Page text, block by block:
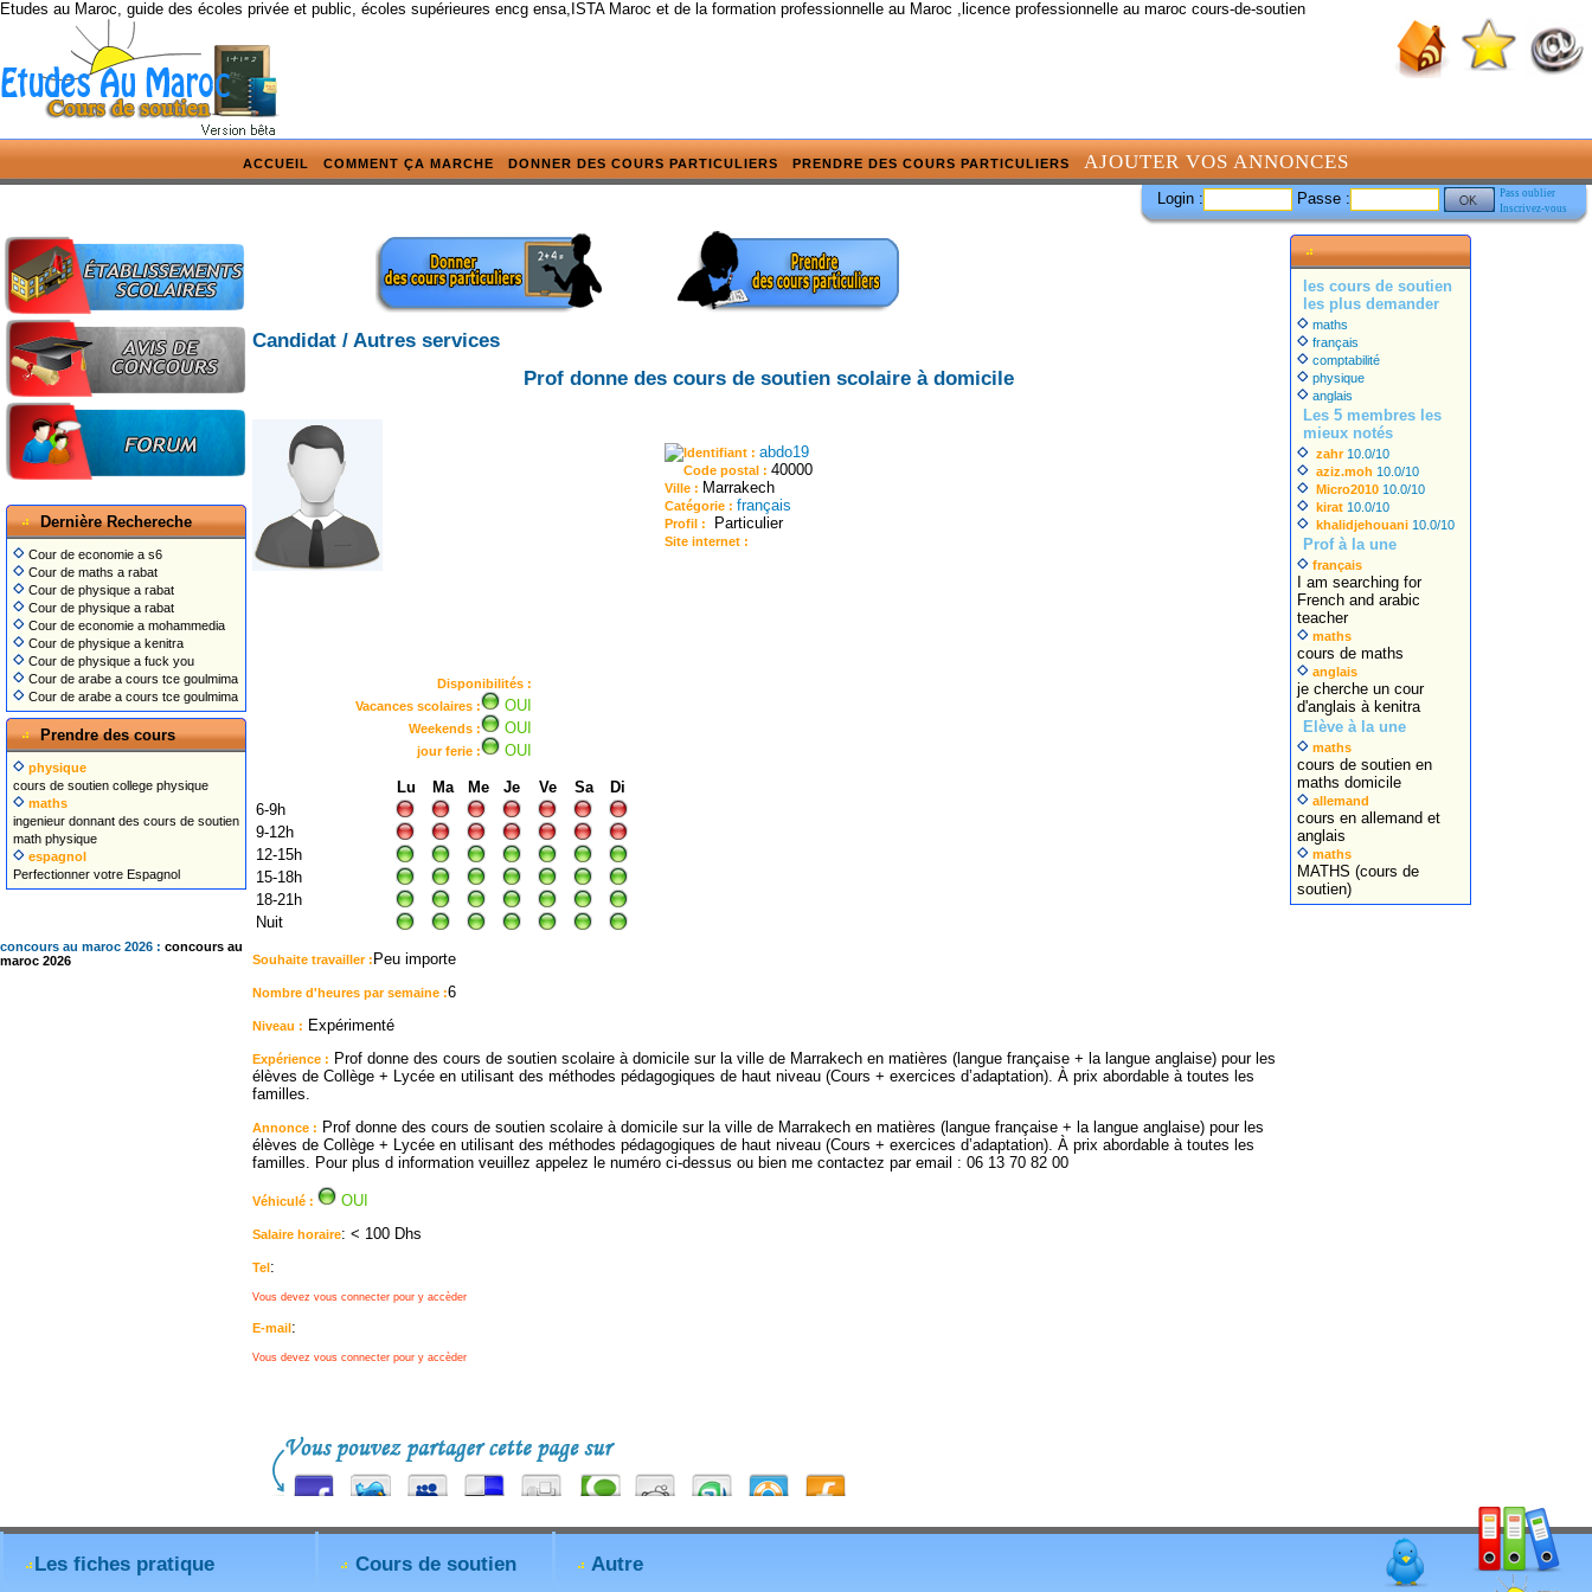
Etudes au Maroc, guide des écoles privée et public, écoles supérieures encg ensa,ISTA Maroc et de la formation professionnelle au Maroc ,licence professionnelle au maroc cours-de-soutien
ACCUEIL COMMENT ÇA MARCHE DONNER DES COURS PARTICULIERS PRENDRE DES COURS PARTICULIERS AJOUTER VOS ANNONCES
Login : Passe :
Pass oublier
Inscrivez-vous
Dernière Rechereche
Cour de economie a s6
Cour de maths a rabat
Cour de physique a rabat
Cour de physique a rabat
Cour de economie a mohammedia
Cour de physique a kenitra
Cour de physique a fuck you
Cour de arabe a cours tce goulmima
Cour de arabe a cours tce goulmima
Prendre des cours
physique
cours de soutien college physique
maths
ingenieur donnant des cours de soutien
math physique
espagnol
Perfectionner votre Espagnol
concours au maroc 2026 : concours au
maroc 2026
Candidat / Autres services
Prof donne des cours de soutien scolaire à domicile
Identifiant :abdo19
Code postal :40000
Ville : Marrakech
Catégorie :français
Profil : Particulier
Site internet :
Disponibilités :
Vacances scolaires :
OUI
Weekends : OUI
jour ferie : OUI
Lu Ma Me Je Ve Sa
Di
6-9h
9-12h
12-15h
15-18h
18-21h
Nuit
Souhaite travailler : Peu importe
Nombre d'heures par semaine :6
Niveau : Expérimenté
Expérience : Prof donne des cours de soutien scolaire à domicile sur la ville de Marrakech en matières (langue française + la langue anglaise) pour les
élèves de Collège + Lycée en utilisant des méthodes pédagogiques de haut niveau (Cours + exercices d’adaptation). À prix abordable à toutes les
familles.
Annonce : Prof donne des cours de soutien scolaire à domicile sur la ville de Marrakech en matières (langue française + la langue anglaise) pour les
élèves de Collège + Lycée en utilisant des méthodes pédagogiques de haut niveau (Cours + exercices d’adaptation). À prix abordable à toutes les
familles. Pour plus d information veuillez appelez le numéro ci-dessus ou bien me contactez par email : 06 13 70 82 00
Véhiculé : OUI
Salaire horaire: < 100 Dhs
Tel:
Vous devez vous connecter pour y accèder
E-mail:
Vous devez vous connecter pour y accèder
les cours de soutien
les plus demander
maths
français
comptabilité
physique
anglais
Les 5 membres les
mieux notés
zahr 10.0/10
aziz.moh 10.0/10
Micro2010 10.0/10
kirat 10.0/10
khalidjehouani 10.0/10
Prof à la une
français
I am searching for
French and arabic
teacher
maths
cours de maths
anglais
je cherche un cour
d'anglais à kenitra
Elève à la une
maths
cours de soutien en
maths domicile
allemand
cours en allemand et
anglais
maths
MATHS (cours de
soutien)
Les fiches pratique Cours de soutien Autre